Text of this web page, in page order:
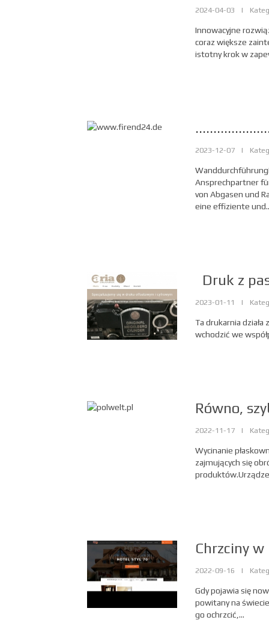
2024-04-03 |
Innowacyjne
coraz większe
istotny krok w
2023-12-07 |
Ansprechpartner
von Abgasen und
eine effiziente
Druk z
2023-01-11 |
Ta drukarnia
wchodzić we
Równo,
2022-11-17 |
Wycinanie
zajmujących się
Chrzciny w
2022-09-16 |
Gdy pojawia się
powitany na
go ochrzcić,...